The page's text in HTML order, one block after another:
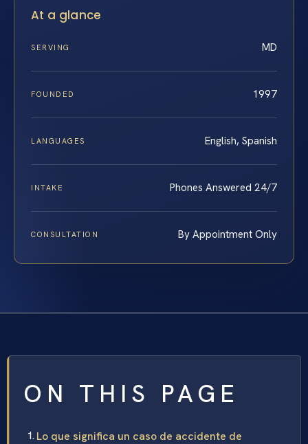
At a glance
SERVING MD
FOUNDED 1997
LANGUAGES English, Spanish
INTAKE Phones Answered 24/7
CONSULTATION By Appointment Only
ON THIS PAGE
Lo que significa un caso de accidente de